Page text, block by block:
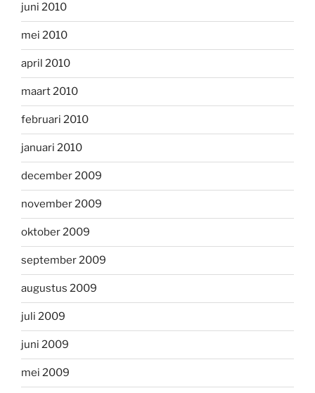
juni 2010
mei 2010
april 2010
maart 2010
februari 2010
januari 2010
december 2009
november 2009
oktober 2009
september 2009
augustus 2009
juli 2009
juni 2009
mei 2009